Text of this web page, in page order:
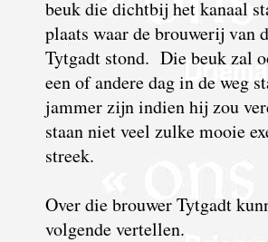
beuk die dichtbij het kanaal
plaats waar de brouwerij van
Tytgadt stond. Die beuk zal
een of andere dag in de weg
jammer zijn indien hij zou
staan niet veel zulke mooie
streek.
Over die brouwer Tytgadt
volgende vertellen.